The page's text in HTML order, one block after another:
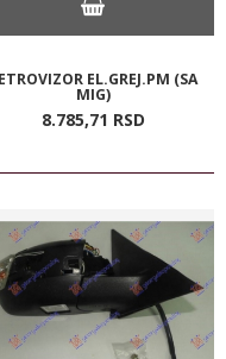
EL.GREJ.PM (SA
MIG)
8.785,71 RSD